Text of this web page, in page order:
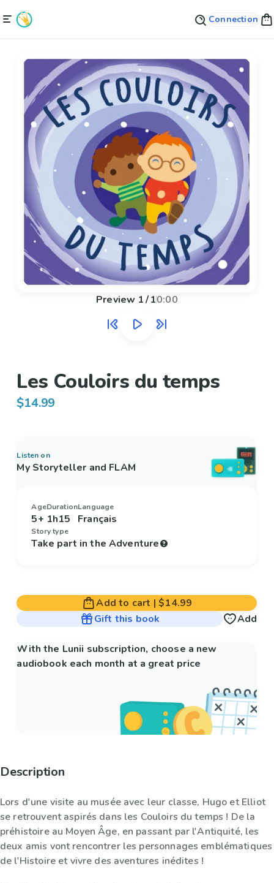
Connection
Preview 1/10:00
Les Couloirs du temps
$14.99
Listen on
My Storyteller and FLAM
Age
5+
Duration
1h15
Language
Français
Story type
Take part in the Adventure
Add to cart |$14.99
Gift this book
Add
With the Lunii subscription, choose a new
audiobook each month at a great price
Description
Lors d'une visite au musée avec leur classe, Hugo et Elliot
se retrouvent aspirés dans les Couloirs du temps ! De la
préhistoire au Moyen Âge, en passant par l'Antiquité, les
deux amis vont rencontrer les personnages emblématiques
de l'Histoire et vivre des aventures inédites !